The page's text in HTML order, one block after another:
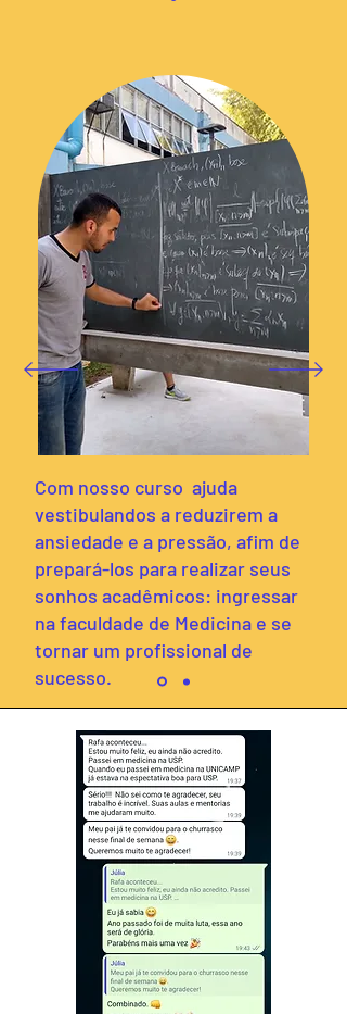
Com nosso curso ajuda
vestibulandos a reduzirem a
ansiedade e a pressão, afim de
prepará-los para realizar seus
sonhos acadêmicos: ingressar
na faculdade de Medicina e se
tornar um profissional de
sucesso.
Robert Rose, Product Designer